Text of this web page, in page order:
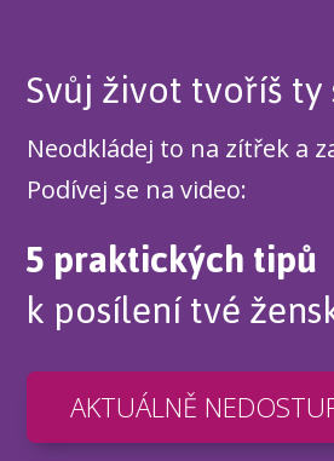
Svůj život tvoříš ty
Neodkládej to na zítřek a
Podívej se na video:
5 praktických tipů
k posílení tvé
AKTUÁLNĚ